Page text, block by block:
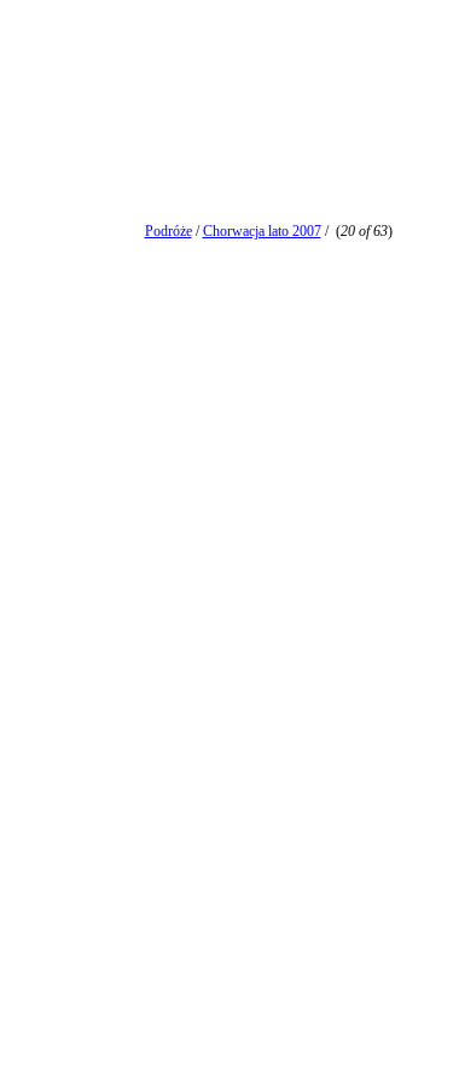
Podróże/Chorwacja lato 2007/ (20 of 63)